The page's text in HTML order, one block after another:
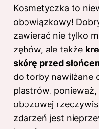
Kosmetyczka to
obowiązkowy!
zawierać nie tylko
zębów, ale także
skórę przed
do torby nawilżane
plastrów,
obozowej
zdarzeń jest